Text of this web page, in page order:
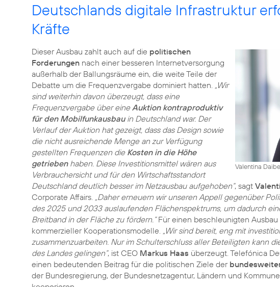
Deutschlands digitale Infrastruktur
Kräfte
Valentina
Dieser Ausbau zahlt auch auf die politischen
Forderungen nach einer besseren Internetversorgung
außerhalb der Ballungsräume ein, die weite Teile der
Debatte um die Frequenzvergabe dominiert hatten. „Wir
sind weiterhin davon überzeugt, dass eine
Frequenzvergabe über eineAuktion kontraproduktiv
für den Mobilfunkausbauin Deutschland war. Der
Verlauf der Auktion hat gezeigt, dass das Design sowie
die nicht ausreichende Menge an zur Verfügung
gestellten Frequenzen die Kosten in die Höhe
getriebenhaben. Diese Investitionsmittel wären aus
Verbrauchersicht und für den Wirtschaftsstandort
Deutschland deutlich besser im Netzausbau aufgehoben“, sagt
Corporate Affairs. „Daher erneuern wir unseren Appell gegenüber
des 2025 und 2033 auslaufenden Flächenspektrums, um dadurch
Breitband in der Fläche zu fördern.“Für einen beschleunigten
kommerzieller Kooperationsmodelle. „Wir sind bereit, eng mit
zusammenzuarbeiten. Nur im Schulterschluss aller Beteiligten kann
des Landes gelingen“, ist CEO Markus Haas überzeugt. Telefónica
einen bedeutenden Beitrag für die politischen Ziele der
der Bundesregierung, der Bundesnetzagentur, Ländern und